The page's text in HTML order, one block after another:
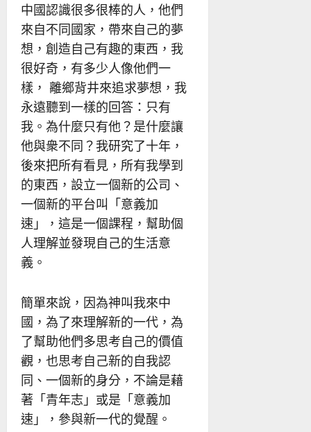
中國認識很多很棒的人，他們
來自不同國家，帶來自己的夢
想，創造自己有趣的東西，我
很好奇，有多少人像他們一
樣， 離鄉背井來追求夢想，我
永遠聽到一樣的回答：只有
我。為什麼只有他？是什麼讓
他與衆不同？我研究了十年，
後來把所有看見，所有我學到
的東西，設立一個新的公司、
一個新的平台叫「意義加
速」，這是一個課程，幫助個
人理解並發現自己的生活意
義。
簡單來說，因為神叫我來中
國，為了來理解新的一代，為
了幫助他們多思考自己的價值
觀，也思考自己新的自我認
同、一個新的身分，不論是藉
著「青年志」或是「意義加
速」，參與新一代的覺醒。